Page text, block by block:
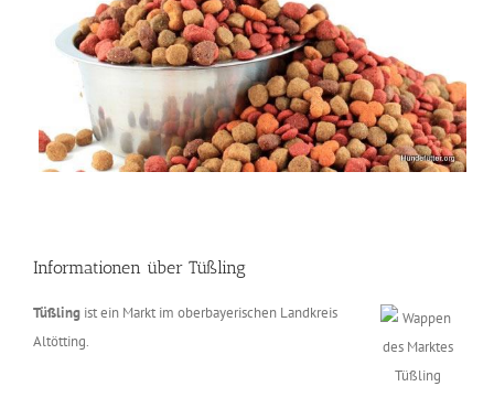
Informationen über Tüßling
Tüßling ist ein Markt im oberbayerischen Landkreis
Altötting.